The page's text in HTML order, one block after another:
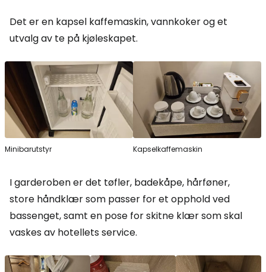
Det er en kapsel kaffemaskin, vannkoker og et
utvalg av te på kjøleskapet.
Minibarutstyr Kapselkaffemaskin
I garderoben er det tøfler, badekåpe, hårføner,
store håndklær som passer for et opphold ved
bassenget, samt en pose for skitne klær som skal
vaskes av hotellets service.